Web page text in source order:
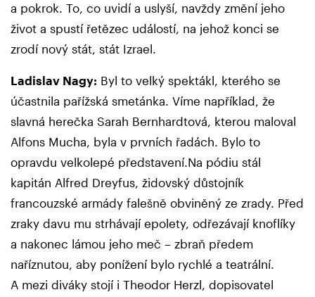
a pokrok. To, co uvidí a uslyší, navždy změní jeho
život a spustí řetězec událostí, na jehož konci se
zrodí nový stát, stát Izrael.
Ladislav Nagy: Byl to velký spektákl, kterého se
účastnila pařížská smetánka. Víme například, že
slavná herečka Sarah Bernhardtová, kterou maloval
Alfons Mucha, byla v prvních řadách. Bylo to
opravdu velkolepé představení.Na pódiu stál
kapitán Alfred Dreyfus, židovský důstojník
francouzské armády falešně obviněný ze zrady. Před
zraky davu mu strhávají epolety, odřezávají knoflíky
a nakonec lámou jeho meč – zbraň předem
naříznutou, aby ponížení bylo rychlé a teatrální.
A mezi diváky stojí i Theodor Herzl, dopisovatel